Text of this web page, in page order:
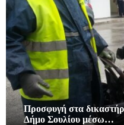
Προσφυγή στα
Δήμο Σουλίου μέσω…